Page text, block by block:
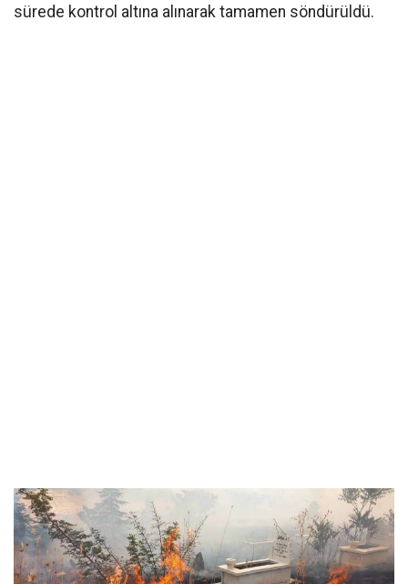
sürede kontrol altına alınarak tamamen söndürüldü.